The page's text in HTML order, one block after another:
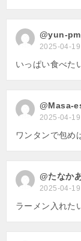
@yun-
2025-04-
いっぱい食べた
@Masa-
2025-04-19
ワンタンで包め
@たなか
2025-04-
ラーメン入れた